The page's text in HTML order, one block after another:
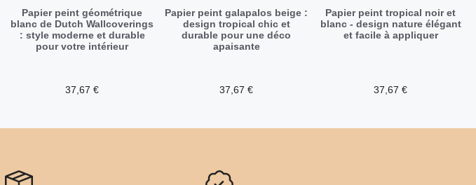
Papier peint géométrique
blanc de Dutch Wallcoverings
: style moderne et durable
pour votre intérieur
37,67 €
Papier peint galapalos beige :
design tropical chic et
durable pour une déco
apaisante
37,67 €
Papier peint tropical noir et
blanc - design nature élégant
et facile à appliquer
37,67 €